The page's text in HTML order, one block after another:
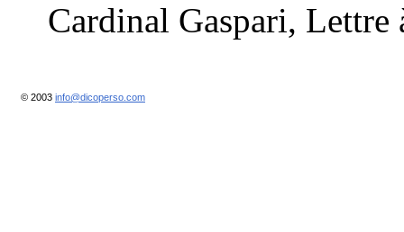
Cardinal Gaspari, Lettre
© 2003 info@dicoperso.com